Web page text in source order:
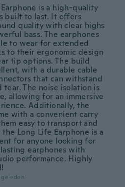
is a high-quality
built to last. It offers
quality with clear highs
bass. The earphones
to wear for extended
to their ergonomic design
tip options. The build
with a durable cable
that can withstand
tear. The noise isolation is
allowing for an immersive
Additionally, the
with a convenient carry
easy to transport and
Long Life Earphone is a
for anyone looking for
earphones with
performance. Highly